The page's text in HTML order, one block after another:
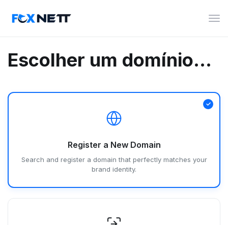
Escolher um domínio...
Register a New Domain
Search and register a domain that perfectly matches your
brand identity.